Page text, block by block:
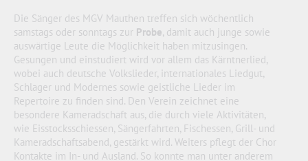
Die Sänger des MGV Mauthen treffen sich wöchentlich
samstags oder sonntags zur Probe, damit auch junge sowie
auswärtige Leute die Möglichkeit haben mitzusingen.
Gesungen und einstudiert wird vor allem das Kärntnerlied,
wobei auch deutsche Volkslieder, internationales Liedgut,
Schlager und Modernes sowie geistliche Lieder im
Repertoire zu finden sind. Den Verein zeichnet eine
besondere Kameradschaft aus, die durch viele Aktivitäten,
wie Eisstocksschiessen, Sängerfahrten, Fischessen, Grill- und
Kameradschaftsabend, gestärkt wird. Weiters pflegt der Chor
Kontakte im In- und Ausland. So konnte man unter anderem